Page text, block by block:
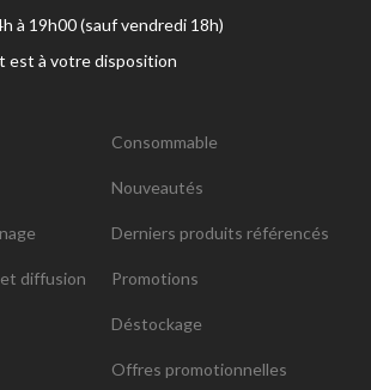
à 19h00 (sauf vendredi 18h)
est à votre disposition
diffusion
Consommable
Nouveautés
Derniers produits référencés
Promotions
Déstockage
Offres promotionnelles